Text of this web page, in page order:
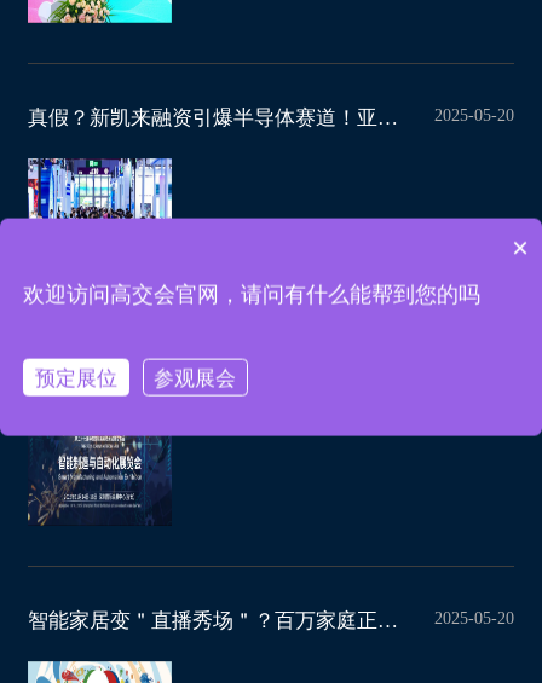
真假？新凯来融资引爆半导体赛道！亚洲半导体与集成电路展邀您共赴行业盛宴 2025-05-20
智能家居变＂直播秀场＂？百万家庭正被24小时围观！ 2025-05-20
现在有优惠活动吗
×
欢迎访问高交会官网，请问有什么能帮到您的吗
预定展位 参观展会